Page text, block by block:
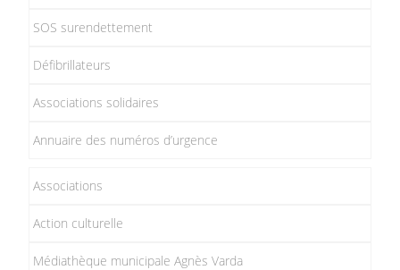
SOS surendettement
Défibrillateurs
Associations solidaires
Annuaire des numéros d’urgence
Associations
Action culturelle
Médiathèque municipale Agnès Varda